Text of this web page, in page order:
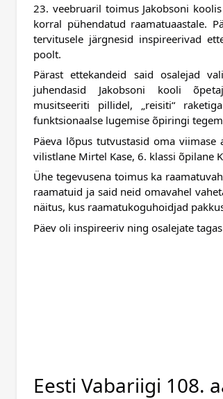
23. veebruaril toimus Jakobsoni
korral pühendatud raamatuaastale.
tervitusele järgnesid inspireerivad
poolt.
Pärast ettekandeid said osalejad
juhendasid Jakobsoni kooli
musitseeriti pillidel, „reisiti“
funktsionaalse lugemise õpiringi
Päeva lõpus tutvustasid oma viimase
vilistlane Mirtel Kase, 6. klassi õpilane
Ühe tegevusena toimus ka
raamatuid ja said neid omavahel
näitus, kus raamatukoguhoidjad
Päev oli inspireeriv ning osalejate
Eesti Vabariigi 108.